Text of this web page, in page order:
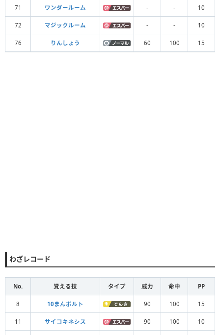
71 ワンダールーム - - 10
72 マジックルーム - - 10
76 りんしょう 60 100 15
わざレコード
No. 覚える技 タイプ 威力 命中 PP
8 10まんボルト 90 100 15
11 サイコキネシス 90 100 10